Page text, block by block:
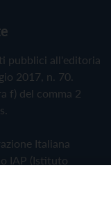
pubblici all'editoria
2017, n. 70.
f) del comma 2
Italiana
IAP (Istituto